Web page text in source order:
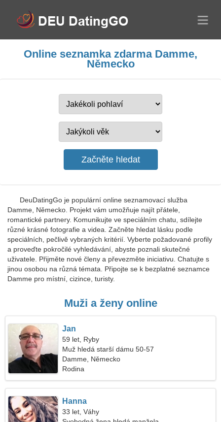
Online seznamka zdarma Damme,
Německo
DeuDatingGo je populární online seznamovací služba
Damme, Německo. Projekt vám umožňuje najít přátele,
romantické partnery. Komunikujte ve speciálním chatu, sdílejte
různé krásné fotografie a videa. Začněte hledat lásku podle
speciálních, pečlivě vybraných kritérií. Vyberte požadované profily
a proveďte pokročilé vyhledávání, abyste poznali skutečné
uživatele. Přijměte nové členy a převezměte iniciativu. Chatujte s
jinou osobou na různá témata. Připojte se k bezplatné seznamce
Damme pro místní, cizince, turisty.
Muži a ženy online
Jan
59 let, Ryby
Muž hledá starší dámu 50-57
Damme, Německo
Rodina
Hanna
33 let, Váhy